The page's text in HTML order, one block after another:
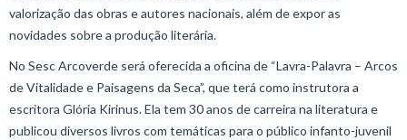
valorização das obras e autores nacionais, além de expor as
novidades sobre a produção literária.
No Sesc Arcoverde será oferecida a oficina de “Lavra-Palavra – Arcos
de Vitalidade e Paisagens da Seca”, que terá como instrutora a
escritora Glória Kirinus. Ela tem 30 anos de carreira na literatura e
publicou diversos livros com temáticas para o público infanto-juvenil